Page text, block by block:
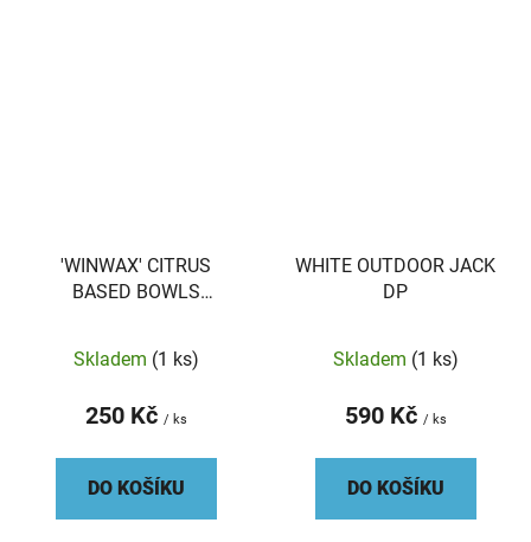
'WINWAX' CITRUS
BASED BOWLS
Skladem (1 ks)
250 Kč / ks
DO KOŠÍKU
WHITE OUTDOOR JACK
DP
Skladem (1 ks)
590 Kč / ks
DO KOŠÍKU